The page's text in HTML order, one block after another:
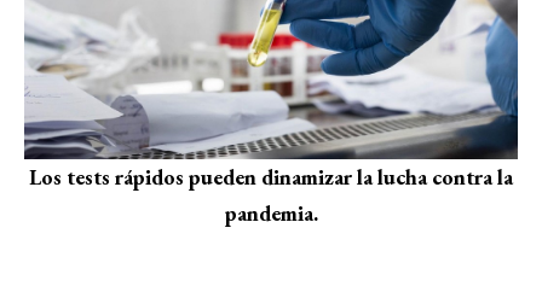
Los tests rápidos pueden dinamizar la lucha contra la
pandemia.